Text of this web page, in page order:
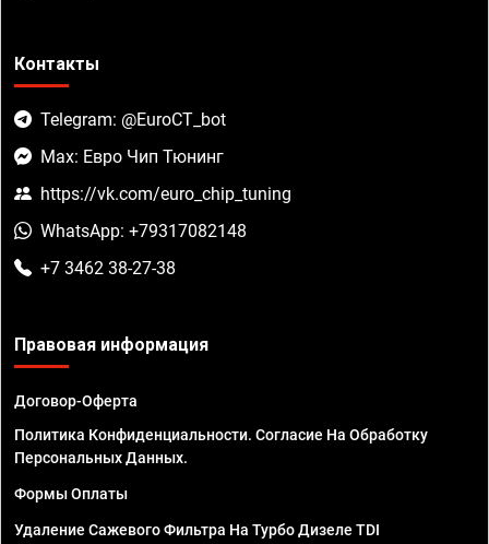
Контакты
Telegram: @EuroCT_bot
Max: Евро Чип Тюнинг
https://vk.com/euro_chip_tuning
WhatsApp: +79317082148
+7 3462 38-27-38
Правовая информация
Договор-Оферта
Политика Конфиденциальности. Согласие На Обработку
Персональных Данных.
Формы Оплаты
Удаление Сажевого Фильтра На Турбо Дизеле TDI